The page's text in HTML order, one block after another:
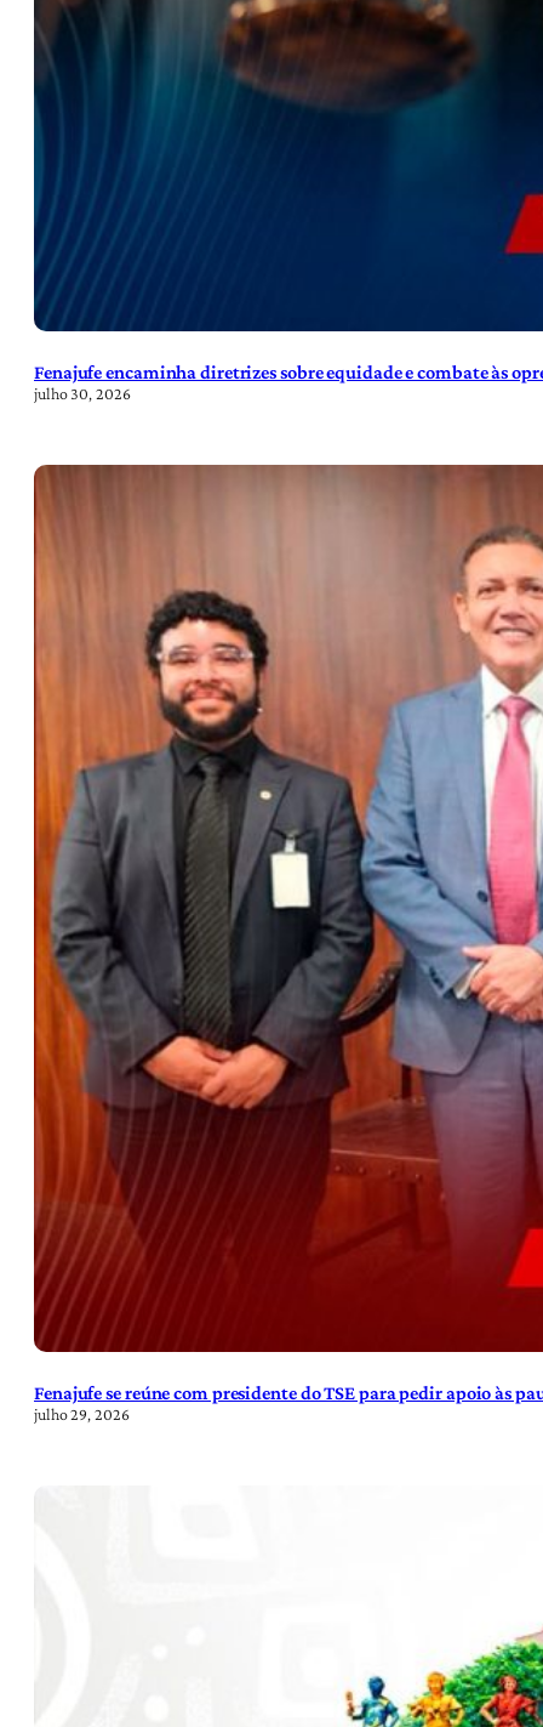
Fenajufe encaminha diretrizes sobre equidade e combate às
julho 30, 2026
Fenajufe se reúne com presidente do TSE para pedir apoio às
julho 29, 2026